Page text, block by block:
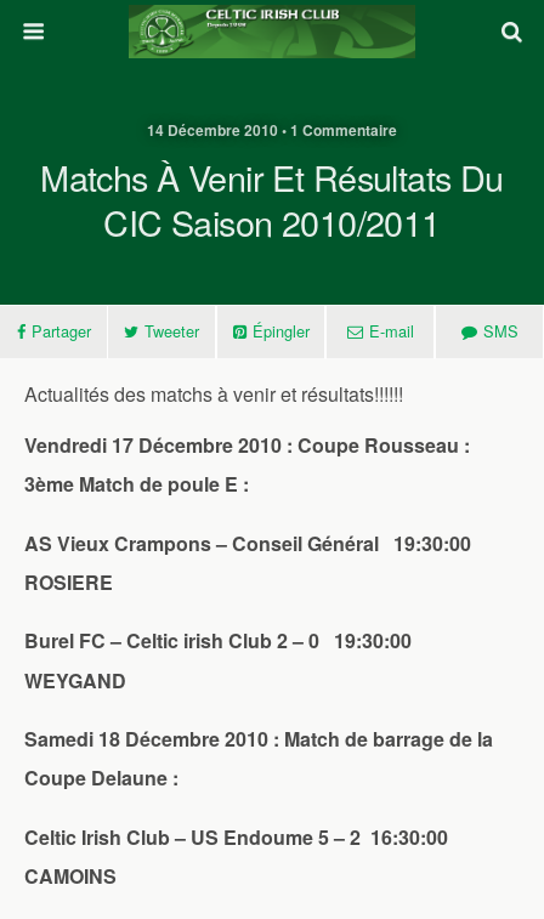
14 Décembre 2010 • 1 Commentaire
Matchs À Venir Et Résultats Du
CIC Saison 2010/2011
Partager Tweeter Épingler E-mail SMS
Actualités des matchs à venir et résultats!!!!!!
Vendredi 17 Décembre 2010 : Coupe Rousseau :
3ème Match de poule E :
AS Vieux Crampons – Conseil Général 19:30:00
ROSIERE
Burel FC – Celtic irish Club 2 – 0 19:30:00
WEYGAND
Samedi 18 Décembre 2010 : Match de barrage de la
Coupe Delaune :
Celtic Irish Club – US Endoume 5 – 2 16:30:00
CAMOINS